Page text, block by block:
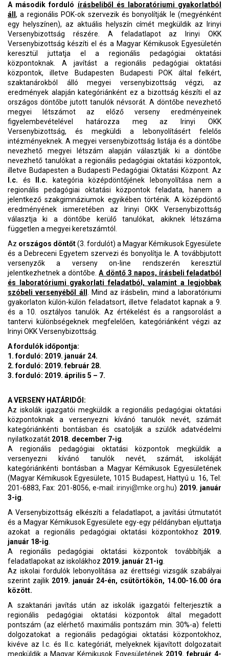
A második forduló írásbeliből és laboratóriumi gyakorlatból
áll , a regionális POK-ok szervezik és bonyolítják le (megyénként
egy helyszínen), az aktuális helyszín címét megküldik az Irinyi
Versenybizottság részére. A feladatlapot az Irinyi OKK
Versenybizottság készíti el és a Magyar Kémikusok Egyesületén
keresztül juttatja el a regionális pedagógiai oktatási
központoknak. A javítást a regionális pedagógiai oktatási
központok, illetve Budapesten Budapesti POK által felkért,
szaktanárokból álló megyei versenybizottság végzi, az
eredmények alapján kategóriánként ez a bizottság készíti el az
országos döntőbe jutott tanulók névsorát. A döntőbe nevezhető
megyei létszámot az előző verseny eredményeinek
figyelembevételével határozza meg az Irinyi OKK
Versenybizottság, és megküldi a lebonyolításért felelős
intézményeknek. A megyei versenybizottság listája és a döntőbe
nevezhető megyei létszám alapján választják ki a döntőbe
nevezhető tanulókat a regionális pedagógiai oktatási központok,
illetve Budapesten a Budapesti Pedagógiai Oktatási Központ. Az
I.c. és II.c. kategória középdöntőjének lebonyolítása nem a
regionális pedagógiai oktatási központok feladata, hanem a
jelentkező szakgimnáziumok egyikében történik. A középdöntő
eredményének ismeretében az Irinyi OKK Versenybizottság
választja ki a döntőbe kerülő tanulókat, akiknek létszáma
független a megyei keretszámtól.
Az országos döntőt(3. fordulót) a Magyar Kémikusok Egyesülete
és a Debreceni Egyetem szervezi és bonyolítja le. A továbbjutott
versenyzők a verseny on-line rendszerén keresztül
jelentkezhetnek a döntőbe.A döntő 3 napos, írásbeli feladatból
és laboratóriumi gyakorlati feladatból, valamint a legjobbak
szóbeli versenyéből áll
. Mind az írásbelin, mind a laboratóriumi
gyakorlaton külön-külön feladatsort, illetve feladatot kapnak a 9.
és a 10. osztályos tanulók. Az értékelést és a rangsorolást a
tantervi különbségeknek megfelelően, kategóriánként végzi az
Irinyi OKK Versenybizottság.
A fordulók időpontja:
1. forduló: 2019. január 24.
2. forduló: 2019. február 28.
3. forduló: 2019. április 5 – 7.
A VERSENY HATÁRIDŐI:
Az iskolák igazgatói megküldik a regionális pedagógiai oktatási
központoknak a versenyezni kívánó tanulók nevét, számát
kategóriánkénti bontásban és csatolják a szülők adatvédelmi
nyilatkozatát 2018. december 7-ig
A regionális pedagógiai oktatási központok megküldik a
versenyezni kívánó tanulók nevét, számát, iskoláját
kategóriánkénti bontásban a Magyar Kémikusok Egyesületének
(Magyar Kémikusok Egyesülete, 1015 Budapest, Hattyú u. 16, Tel:
201-6883, Fax: 201-8056, e-mail:irinyi@mke.org.hu) 2019. január
3-ig
A Versenybizottság elkészíti a feladatlapot, a javítási útmutatót
és a Magyar Kémikusok Egyesülete egy-egy példányban eljuttatja
azokat a regionális pedagógiai oktatási központokhoz 2019.
január 18-ig
A regionális pedagógiai oktatási központok továbbítják a
feladatlapokat az iskolákhoz 2019. január 21-ig
Az iskolai fordulók lebonyolítása az érettségi vizsgák szabályai
szerint zajlik 2019. január 24-én, csütörtökön, 14.00-16.00 óra
között.
A szaktanári javítás után az iskolák igazgatói felterjesztik a
regionális pedagógiai oktatási központok által megadott
pontszám (az elérhető maximális pontszám min. 30%-a) feletti
dolgozatokat a regionális pedagógiai oktatási központokhoz,
kivéve az I.c. és II.c. kategóriát, melyeknek kijavított dolgozatait
megküldik a Magyar Kémikusok Egyesületének 2019. február 4-